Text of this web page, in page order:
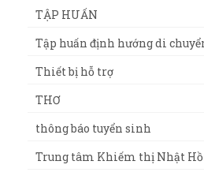
TẬP HUẤN
Tập huấn định hướng di
Thiết bị hỗ trợ
THƠ
thông báo tuyển sinh
Trung tâm Khiếm thị Nhật